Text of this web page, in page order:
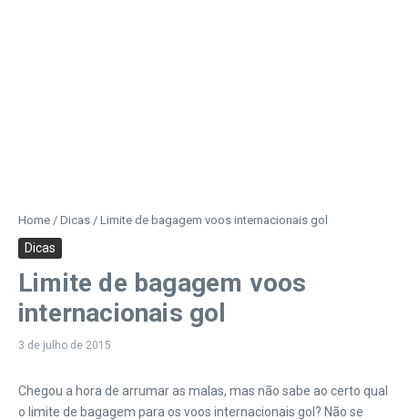
Home / Dicas / Limite de bagagem voos internacionais gol
Dicas
Limite de bagagem voos
internacionais gol
3 de julho de 2015
Chegou a hora de arrumar as malas, mas não sabe ao certo qual
o limite de bagagem para os voos internacionais gol? Não se